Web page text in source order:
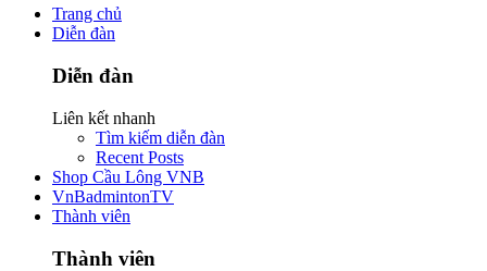
Trang chủ
Diễn đàn
Diễn đàn
Liên kết nhanh
Tìm kiếm diễn đàn
Recent Posts
Shop Cầu Lông VNB
VnBadmintonTV
Thành viên
Thành viên